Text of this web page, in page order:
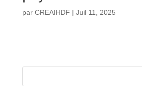
par CREAIHDF | Juil 11, 2025